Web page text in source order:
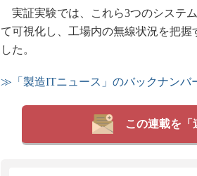
実証実験では、これら3つのシステ
て可視化し、工場内の無線状況を把
した。
≫「製造ITニュース」のバックナンバ
この連載を「